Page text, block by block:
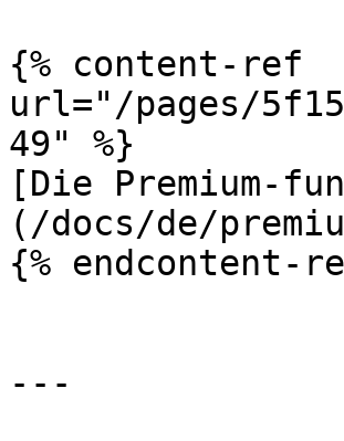
{% content-ref
url="/pages/
49" %}
[Die Premium-
(/docs/de/
{% endcontent-
---